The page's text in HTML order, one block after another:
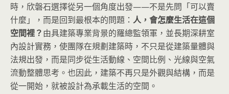
時，欣磐石選擇從另一個角度出發——不是先問「可以賣
什麼」，而是回到最根本的問題： 人，會怎麼生活在這個
空間裡？由具建築專業背景的羅總監領軍，並長期深耕室
內設計實務，使團隊在規劃建築時，不只是從建築量體與
法規出發，而是同步從生活動線、空間比例、光線與空氣
流動整體思考。也因此，建築不再只是外觀與結構，而是
從一開始，就被設計為承載生活的空間。